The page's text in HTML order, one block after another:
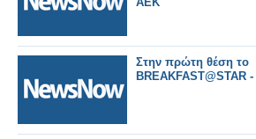
Στην πρώτη θέση το
BREAKFAST@STAR -